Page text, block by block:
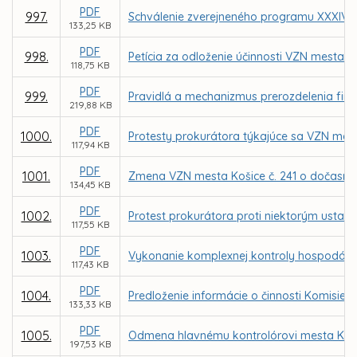
997. PDF
133,25 KB
Schválenie zverejneného programu
998. PDF
118,75 KB
Petícia za odloženie účinnosti VZN mesta
999. PDF
219,88 KB
Pravidlá a mechanizmus prerozdelenia
1000. PDF
117,94 KB
Protesty prokurátora týkajúce sa VZN
1001. PDF
134,45 KB
Zmena VZN mesta Košice č. 241 o
1002. PDF
117,55 KB
Protest prokurátora proti niektorým
1003. PDF
117,43 KB
Vykonanie komplexnej kontroly
1004. PDF
133,33 KB
Predloženie informácie o činnosti
1005. PDF
197,53 KB
Odmena hlavnému kontrolórovi mesta